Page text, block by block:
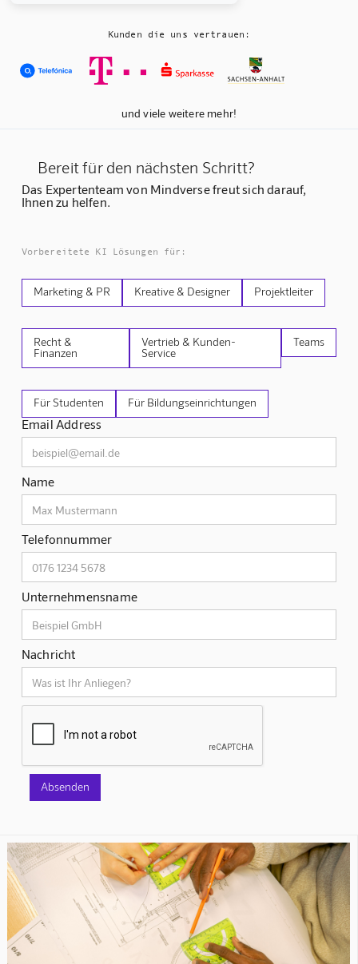
Kunden die uns vertrauen:
und viele weitere mehr!
Bereit für den nächsten Schritt?
Das Expertenteam von Mindverse freut sich darauf,
Ihnen zu helfen.
Vorbereitete KI Lösungen für:
Marketing & PR Kreative & Designer Projektleiter
Recht &
Finanzen
Vertrieb & Kunden-
Service
Teams
Für Studenten Für Bildungseinrichtungen
Email Address
Name
Telefonnummer
Unternehmensname
Nachricht